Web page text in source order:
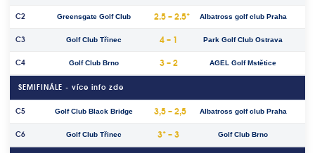
C2 Greensgate Golf Club 2.5 – 2.5* Albatross golf club Praha
C3 Golf Club Třinec 4 – 1 Park Golf Club Ostrava
C4 Golf Club Brno 3 – 2 AGEL Golf Mstětice
SEMIFINÁLE - více info zde
C5 Golf Club Black Bridge 3,5 – 2,5 Albatross golf club Praha
C6 Golf Club Třinec 3* – 3 Golf Club Brno